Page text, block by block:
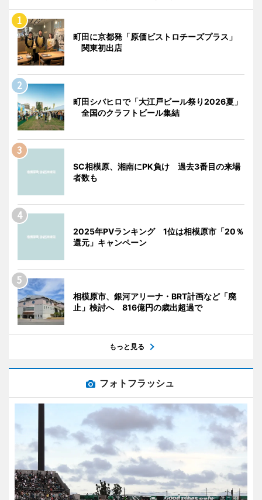
町田に京都発「原価ビストロチーズプラス」
関東初出店
町田シバヒロで「大江戸ビール祭り2026夏」
全国のクラフトビール集結
SC相模原、湘南にPK負け 過去3番目の来場
者数も
2025年PVランキング 1位は相模原市「20％
還元」キャンペーン
相模原市、銀河アリーナ・BRT計画など「廃
止」検討へ 816億円の歳出超過で
もっと見る
フォトフラッシュ